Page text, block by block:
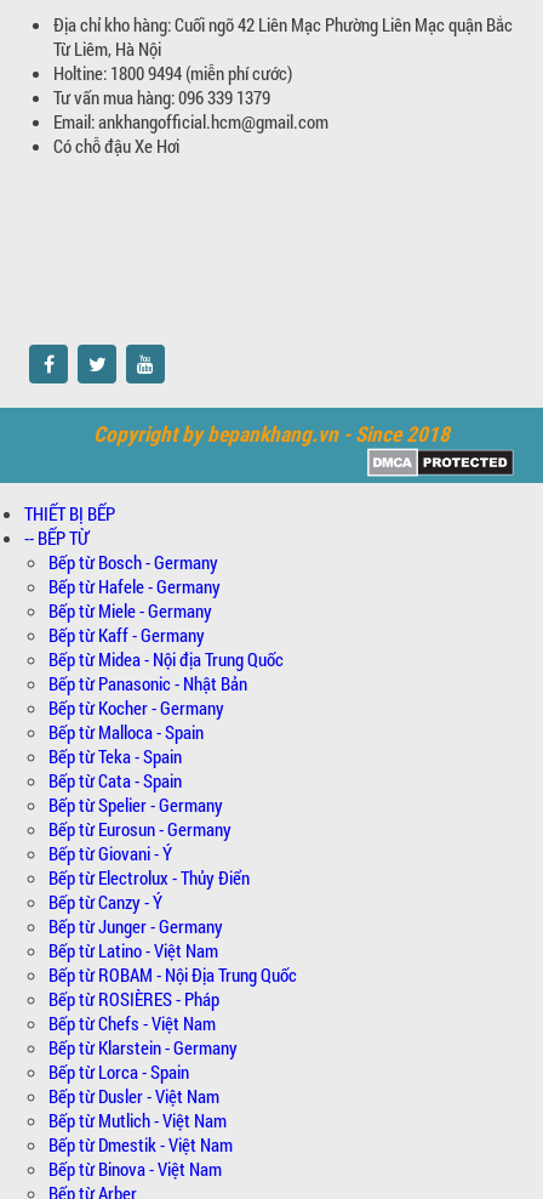
Địa chỉ kho hàng: Cuối ngõ 42 Liên Mạc Phường Liên Mạc quận Bắc
Từ Liêm, Hà Nội
Holtine: 1800 9494 (miễn phí cước)
Tư vấn mua hàng: 096 339 1379
Email: ankhangofficial.hcm@gmail.com
Có chỗ đậu Xe Hơi
Copyright by bepankhang.vn - Since 2018
THIẾT BỊ BẾP
-- BẾP TỪ
Bếp từ Bosch - Germany
Bếp từ Hafele - Germany
Bếp từ Miele - Germany
Bếp từ Kaff - Germany
Bếp từ Midea - Nội địa Trung Quốc
Bếp từ Panasonic - Nhật Bản
Bếp từ Kocher - Germany
Bếp từ Malloca - Spain
Bếp từ Teka - Spain
Bếp từ Cata - Spain
Bếp từ Spelier - Germany
Bếp từ Eurosun - Germany
Bếp từ Giovani - Ý
Bếp từ Electrolux - Thủy Điển
Bếp từ Canzy - Ý
Bếp từ Junger - Germany
Bếp từ Latino - Việt Nam
Bếp từ ROBAM - Nội Địa Trung Quốc
Bếp từ ROSIÈRES - Pháp
Bếp từ Chefs - Việt Nam
Bếp từ Klarstein - Germany
Bếp từ Lorca - Spain
Bếp từ Dusler - Việt Nam
Bếp từ Mutlich - Việt Nam
Bếp từ Dmestik - Việt Nam
Bếp từ Binova - Việt Nam
Bếp từ Arber